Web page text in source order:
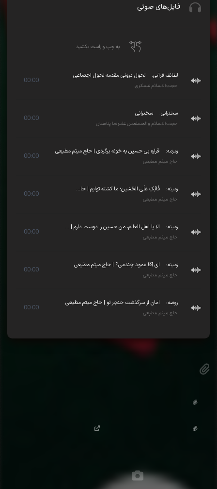
فایل‌های صوتی
به چپ و راست بکشید
لطائف قرآنی:
تحول درونی مقدمه تحول اجتماعی
حجت‌الاسلام عسکری
00:00
سخنرانی:
سخنرانی
حجت‌الاسلام والمسلمین علیرضا پناهیان
00:00
زمزمه:
قراره بی حسین به خونه برگردی | حاج میثم مطیعی
حاج میثم مطیعی
00:00
زمینه:
فَابْکِ عَلَی الحُسَین؛ ما کشته توایم | حا...
حاج میثم مطیعی
00:00
زمینه:
الا یا اهل العالم، من حسین را دوست دارم | ...
حاج میثم مطیعی
00:00
زمینه:
ای آقا عمود چندمی؟ | حاج میثم مطیعی
حاج میثم مطیعی
00:00
روضه:
امان از سرگذشت حنجر تو | حاج میثم مطیعی
حاج میثم مطیعی
00:00
تصاویر مجلس